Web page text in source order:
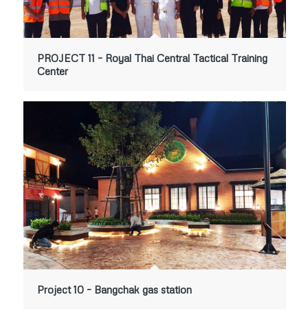
PROJECT 11 – Royal Thai Central Tactical Training
Center
Project 10 – Bangchak gas station